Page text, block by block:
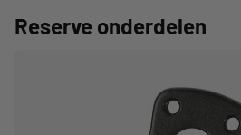
Reserve onderdelen